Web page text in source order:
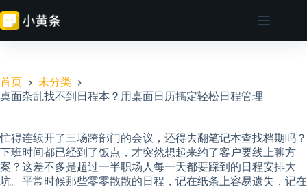
至
首页
未分类
桌面杂乱找不到日程本？用桌面日历搞定轻松日程管理
忙得连续开了三场跨部门的会议，还得去翻笔记本查找档期吗？
下班时间都已经到了饭点，才突然想起来约了客户要线上聊方
案？这差不多是超过一半职场人每一天都要踩到的日程安排大
坑。平常时候那些零零散散的日程，记在纸条上容易遗失，记在